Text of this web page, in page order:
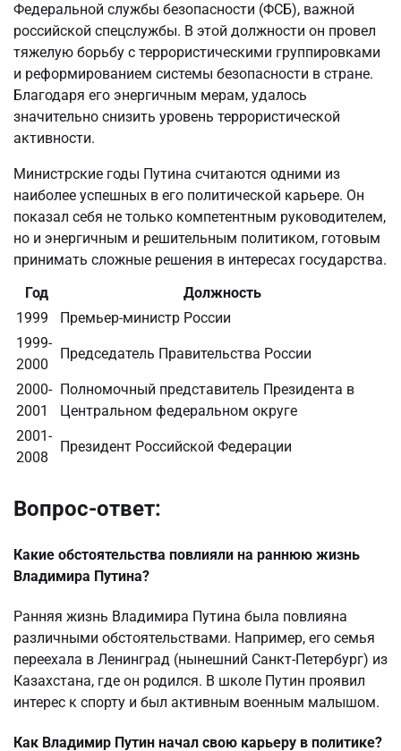
Федеральной службы безопасности (ФСБ), важной
российской спецслужбы. В этой должности он провел
тяжелую борьбу с террористическими группировками
и реформированием системы безопасности в стране.
Благодаря его энергичным мерам, удалось
значительно снизить уровень террористической
активности.
Министрские годы Путина считаются одними из
наиболее успешных в его политической карьере. Он
показал себя не только компетентным руководителем,
но и энергичным и решительным политиком, готовым
принимать сложные решения в интересах государства.
Год
Должность
1999
Премьер-министр России
1999-
2000
Председатель Правительства России
2000-
2001
Полномочный представитель Президента в
Центральном федеральном округе
2001-
2008
Президент Российской Федерации
Вопрос-ответ:
Какие обстоятельства повлияли на раннюю жизнь
Владимира Путина?
Ранняя жизнь Владимира Путина была повлияна
различными обстоятельствами. Например, его семья
переехала в Ленинград (нынешний Санкт-Петербург) из
Казахстана, где он родился. В школе Путин проявил
интерес к спорту и был активным военным малышом.
Как Владимир Путин начал свою карьеру в политике?